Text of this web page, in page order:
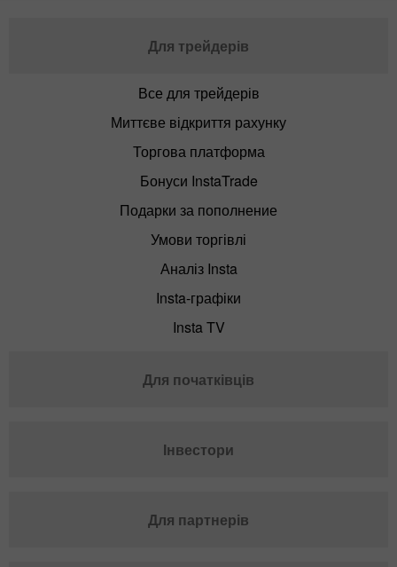
Для трейдерів
Все для трейдерів
Миттєве відкриття рахунку
Торгова платформа
Бонуси InstaTrade
Подарки за пополнение
Умови торгівлі
Аналіз Insta
Insta-графіки
Insta TV
Для початківців
Інвестори
Для партнерів